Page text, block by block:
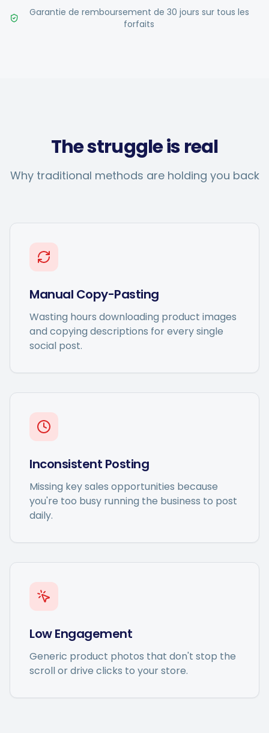
Garantie de remboursement de 30 jours sur tous les
forfaits
The struggle is real
Why traditional methods are holding you back
Manual Copy-Pasting
Wasting hours downloading product images
and copying descriptions for every single
social post.
Inconsistent Posting
Missing key sales opportunities because
you're too busy running the business to post
daily.
Low Engagement
Generic product photos that don't stop the
scroll or drive clicks to your store.